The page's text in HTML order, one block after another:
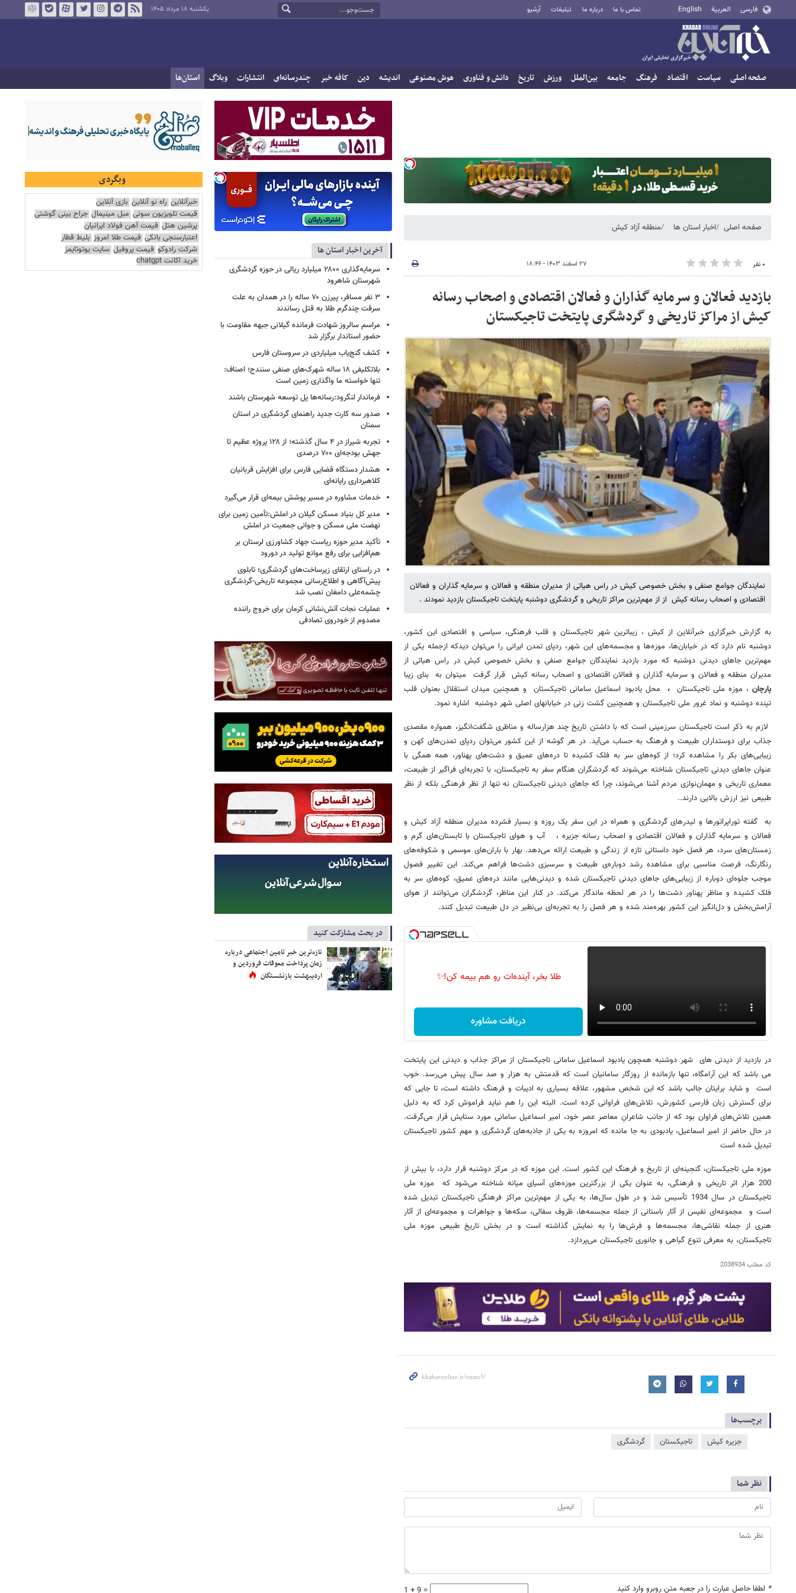
فارسی العربية English تماس با ما درباره ما تبلیغات آرشیو یکشنبه ۱۸ مرداد ۱۴۰۵
صفحه اصلی سیاست اقتصاد فرهنگ جامعه بین‌الملل ورزش تاریخ دانش و فناوری هوش مصنوعی اندیشه دین کافه خبر چندرسانه‌ای انتشارات وبلاگ استان‌ها
صفحه اصلی اخبار استان ها منطقه آزاد کیش
۰ نفر ۲۷ اسفند ۱۴۰۳ - ۱۸:۴۶
بازدید فعالان و سرمایه گذاران و فعالان اقتصادی و اصحاب رسانه
کیش از مراکز تاریخی و گردشگری پایتخت تاجیکستان
نمایندگان جوامع صنفی و بخش خصوصی کیش در راس هیاتی از مدیران منطقه و فعالان و سرمایه گذاران و فعالان
اقتصادی و اصحاب رسانه کیش از از مهم‌ترین مراکز تاریخی و گردشگری دوشنبه پایتخت تاجیکستان بازدید نمودند .
به گزارش خبرگزاری خبرآنلاین از کیش ، زیباترین شهر تاجیکستان و قلب فرهنگی، سیاسی و اقتصادی این کشور،
دوشنبه نام دارد که در خیابان‌ها، موزه‌ها و مجسمه‌های این شهر، ردپای تمدن ایرانی را می‌توان دیدکه ازجمله یکی از
مهم‌ترین جاهای دیدنی دوشنبه که مورد بازدید نمایندگان جوامع صنفی و بخش خصوصی کیش در راس هیاتی از
مدیران منطقه و فعالان و سرمایه گذاران و فعالان اقتصادی و اصحاب رسانه کیش قرار گرفت میتوان به بنای زیبا
پارچان ، موزه ملی تاجیکستان،
محل یادبود اسماعیل سامانی تاجیکستان و همچنین میدان استقلال بعنوان قلب
تپنده دوشنبه و نماد غرور ملی تاجیکستان و همچنین گشت زنی در خیابانهای اصلی شهر دوشنبه اشاره نمود.
لازم به ذکر است تاجیکستان سرزمینی است که با داشتن تاریخ چند هزارساله و مناظری شگفت‌انگیز، همواره مقصدی
جذاب برای دوستداران طبیعت و فرهنگ به حساب می‌آید. در هر گوشه از این کشور می‌توان ردپای تمدن‌های کهن و
زیبایی‌های بکر را مشاهده کرد؛ از کوه‌های سر به فلک کشیده تا دره‌های عمیق و دشت‌های پهناور، همه همگی با
عنوان جاهای دیدنی تاجیکستان شناخته می‌شوند که گردشگران هنگام سفر به تاجیکستان، با تجربه‌ای فراگیر از طبیعت،
معماری تاریخی و مهمان‌نوازی مردم آشنا می‌شوند، چرا که جاهای دیدنی تاجیکستان نه تنها از نظر فرهنگی بلکه از نظر
طبیعی نیز ارزش بالایی دارند..
به گفته توراپراتورها و لیدرهای گردشگری و همراه در این سفر یک روزه و بسیار فشرده مدیران منطقه آزاد کیش و
فعالان و سرمایه گذاران و فعالان اقتصادی و اصحاب رسانه جزیره ، آب و هوای تاجیکستان با تابستان‌های گرم و
زمستان‌های سرد، هر فصل خود داستانی تازه از زندگی و طبیعت ارائه می‌دهد. بهار با باران‌های موسمی و شکوفه‌های
رنگارنگ، فرصت مناسبی برای مشاهده رشد دوباره‌ی طبیعت و سرسبزی دشت‌ها فراهم می‌کند. این تغییر فصول
موجب جلوه‌ای دوباره از زیبایی‌های جاهای دیدنی تاجیکستان شده و دیدنی‌هایی مانند دره‌های عمیق، کوه‌های سر به
فلک کشیده و مناظر پهناور دشت‌ها را در هر لحظه ماندگار می‌کند. در کنار این مناظر، گردشگران می‌توانند از هوای
آرامش‌بخش و دل‌انگیز این کشور بهره‌مند شده و هر فصل را به تجربه‌ای بی‌نظیر در دل طبیعت تبدیل کنند.
طلا بخر، آینده‌ات رو هم بیمه کن!✨
دریافت مشاوره
در بازدید از دیدنی های شهر دوشنبه همچون یادبود اسماعیل سامانی تاجیکستان از مراکز جذاب و دیدنی این پایتخت
می باشد که این آرامگاه، تنها بازمانده از روزگار سامانیان است که قدمتش به هزار و صد سال پیش می‌رسد. خوب
است و شاید برایتان جالب باشد که این شخص مشهور، علاقه بسیاری به ادیبات و فرهنگ داشته است، تا جایی که
برای گسترش زبان فارسی کشورش، تلاش‌های فراوانی کرده است. البته این را هم نباید فراموش کرد که به دلیل
همین تلاش‌های فراوان بود که از جانب شاعرانِ معاصر عصر خود، امیر اسماعیل سامانی مورد ستایش قرار می‌گرفت.
در حال حاضر از امیر اسماعیل، یادبودی به جا مانده که امروزه به یکی از جاذبه‌های گردشگری و مهم کشور تاجیکستان
تبدیل شده است
موزه ملی تاجیکستان، گنجینه‌ای از تاریخ و فرهنگ این کشور است. این موزه که در مرکز دوشنبه قرار دارد، با بیش از
200 هزار اثر تاریخی و فرهنگی، به عنوان یکی از بزرگترین موزه‌های آسیای میانه شناخته می‌شود که موزه ملی
تاجیکستان در سال 1934 تأسیس شد و در طول سال‌ها، به یکی از مهم‌ترین مراکز فرهنگی تاجیکستان تبدیل شده
است و مجموعه‌ای نفیس از آثار باستانی از جمله مجسمه‌ها، ظروف سفالی، سکه‌ها و جواهرات و مجموعه‌ای از آثار
هنری از جمله نقاشی‌ها، مجسمه‌ها و فرش‌ها را به نمایش گذاشته است و در بخش تاریخ طبیعی موزه ملی
تاجیکستان، به معرفی تنوع گیاهی و جانوری تاجیکستان می‌پردازد.
کد مطلب2038934
برچسب‌ها
جزیره کیش تاجیکستان گردشگری
نظر شما
* لطفا حاصل عبارت را در جعبه متن روبرو وارد کنید 1 + 9 =
آخرین اخبار استان ها
سرمایه‌گذاری ۲۸۰۰ میلیارد ریالی در حوزه گردشگری
شهرستان شاهرود
۳ نفر مسافر، پیرزن ۷۰ ساله را در همدان به علت
سرقت چندگرم طلا به قتل رساندند
مراسم سالروز شهادت فرمانده گیلانی جبهه مقاومت با
حضور استاندار برگزار شد
کشف گنج‌یاب میلیاردی در سروستان فارس
بلاتکلیفی ۱۸ ساله شهرک‌های صنفی سنندج؛ اصناف:
تنها خواسته ما واگذاری زمین است
فرماندار لنگرود:رسانه‌ها پل توسعه شهرستان باشند
صدور سه کارت جدید راهنمای گردشگری در استان
سمنان
تجربه شیراز در ۴ سال گذشته؛ از ۱۲۸ پروژه عظیم تا
جهش بودجه‌ای ۷۰۰ درصدی
هشدار دستگاه قضایی فارس برای افزایش قربانیان
کلاهبرداری رایانه‌ای
خدمات مشاوره در مسیر پوشش بیمه‌ای قرار می‌گیرد
مدیر کل بنیاد مسکن گیلان در املش:تأمین زمین برای
نهضت ملی مسکن و جوانی جمعیت در املش
تأکید مدیر حوزه ریاست جهاد کشاورزی لرستان بر
هم‌افزایی برای رفع موانع تولید در دورود
در راستای ارتقای زیرساخت‌های گردشگری؛ تابلوی
پیش‌آگاهی و اطلاع‌رسانی مجموعه تاریخی-گردشگری
چشمه‌علی دامغان نصب شد
عملیات نجات آتش‌نشانی کرمان برای خروج راننده
مصدوم از خودروی تصادفی
در بحث مشارکت کنید
تازه‌ترین خبر تامین اجتماعی درباره
زمان پرداخت معوقات فروردین و
اردیبهشت بازنشستگان
وبگردی
خبرآنلاین راه نو آنلاین بازی آنلاین
قیمت تلویزیون سونی مبل مینیمال جراح بینی گوشتی
پرشین هتل قیمت آهن فولاد ایرانیان
اعتبارسنجی بانکی قیمت طلا امروز بلیط قطار
شرکت رادوکو قیمت پروفیل سایت یوتوتایمز
خرید اکانت chatgpt